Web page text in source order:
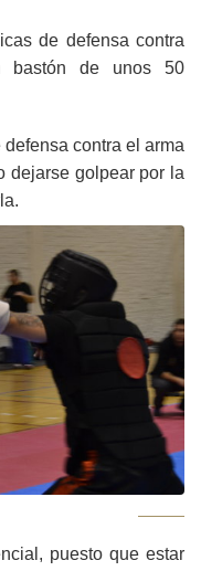
de defensa contra
bastón de unos 50
contra el arma
dejarse golpear por la
puesto que estar